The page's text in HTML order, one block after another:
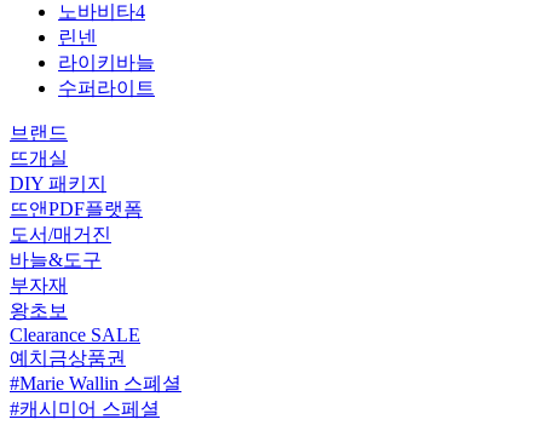
노바비타4
린넨
라이키바늘
수퍼라이트
브랜드
뜨개실
DIY 패키지
뜨앤PDF플랫폼
도서/매거진
바늘&도구
부자재
왕초보
Clearance SALE
예치금상품권
#Marie Wallin 스폐셜
#캐시미어 스페셜